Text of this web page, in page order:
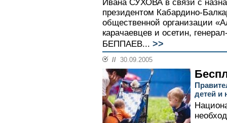
Ивана СУХОВА в связи с
президентом Кабардино-
общественной организации
карачаевцев и осетин,
БЕППАЕВ... >>
// 30.09.2005
детей и